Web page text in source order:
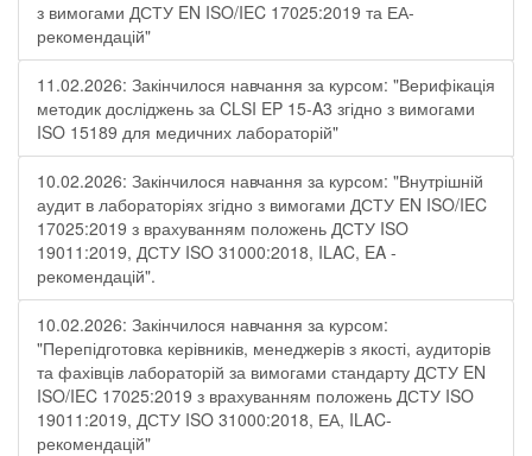
з вимогами ДСТУ EN ISO/IEC 17025:2019 та ЕА-
рекомендацій"
11.02.2026: Закінчилося навчання за курсом: "Верифікація
методик досліджень за CLSI EP 15-A3 згідно з вимогами
ISO 15189 для медичних лабораторій"
10.02.2026: Закінчилося навчання за курсом: "Внутрішній
аудит в лабораторіях згідно з вимогами ДСТУ EN ISO/IEC
17025:2019 з врахуванням положень ДСТУ ISO
19011:2019, ДСТУ ISO 31000:2018, ILAC, EA -
рекомендацій".
10.02.2026: Закінчилося навчання за курсом:
"Перепідготовка керівників, менеджерів з якості, аудиторів
та фахівців лабораторій за вимогами стандарту ДСТУ EN
ISO/IEC 17025:2019 з врахуванням положень ДСТУ ISO
19011:2019, ДСТУ ISO 31000:2018, ЕА, ILAC-
рекомендацій"